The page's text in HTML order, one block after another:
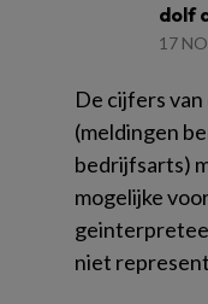
dolf
17
De cijfers
(meldingen
bedrijfsarts)
mogelijke
niet